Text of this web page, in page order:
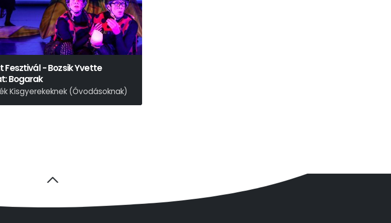
Fesztivál - Bozsik Yvette
Bogarak
Kisgyerekeknek (Óvodásoknak)